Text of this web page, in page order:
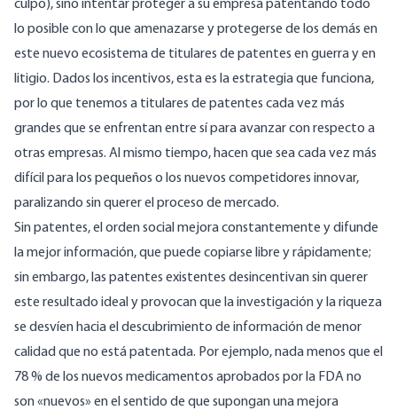
culpo), sino intentar proteger a su empresa patentando todo
lo posible con lo que amenazarse y protegerse de los demás en
este nuevo ecosistema de titulares de patentes en guerra y en
litigio. Dados los incentivos, esta es la estrategia que funciona,
por lo que tenemos a titulares de patentes cada vez más
grandes que se enfrentan entre sí para avanzar con respecto a
otras empresas. Al mismo tiempo, hacen que sea cada vez más
difícil para los pequeños o los nuevos competidores innovar,
paralizando sin querer el proceso de mercado.
Sin patentes, el orden social mejora constantemente y difunde
la mejor información, que puede copiarse libre y rápidamente;
sin embargo, las patentes existentes desincentivan sin querer
este resultado ideal y provocan que la investigación y la riqueza
se desvíen hacia el descubrimiento de información de menor
calidad que no está patentada. Por ejemplo, nada menos que el
78 % de los nuevos medicamentos aprobados por la FDA no
son «nuevos» en el sentido de que supongan una mejora